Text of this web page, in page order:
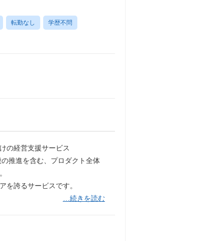
転勤なし 学歴不問
の経営支援サービス
推進を含む、プロダクト全体
を誇るサービスです。
…続きを読む